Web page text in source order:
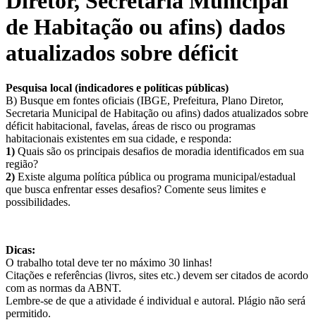
de Habitação ou afins) dados
atualizados sobre déficit
Pesquisa local (indicadores e políticas públicas)
B) Busque em fontes oficiais (IBGE, Prefeitura, Plano Diretor,
Secretaria Municipal de Habitação ou afins) dados atualizados sobre
déficit habitacional, favelas, áreas de risco ou programas
habitacionais existentes em sua cidade, e responda:
1) Quais são os principais desafios de moradia identificados em sua
região?
2) Existe alguma política pública ou programa municipal/estadual
que busca enfrentar esses desafios? Comente seus limites e
possibilidades.
Dicas:
O trabalho total deve ter no máximo 30 linhas!
Citações e referências (livros, sites etc.) devem ser citados de acordo
com as normas da ABNT.
Lembre-se de que a atividade é individual e autoral. Plágio não será
permitido.